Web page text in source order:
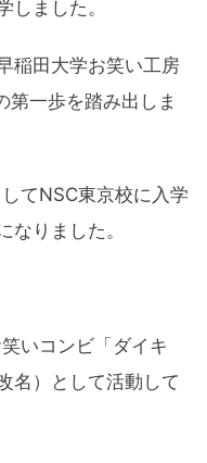
しました。
稲田大学お笑い工房
第一歩を踏み出しま
てNSC東京校に入学
なりました。
いコンビ「ダイキ
名）として活動して